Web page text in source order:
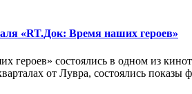
«RT.Док: Время наших героев»
состоялись в одном из
от Лувра, состоялись